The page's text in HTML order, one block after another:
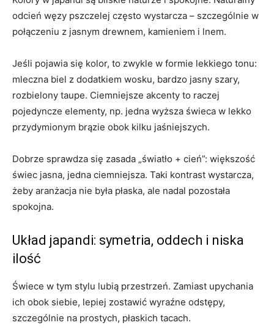
odcień węzy pszczelej często wystarcza – szczególnie w
połączeniu z jasnym drewnem, kamieniem i lnem.
Jeśli pojawia się kolor, to zwykle w formie lekkiego tonu:
mleczna biel z dodatkiem wosku, bardzo jasny szary,
rozbielony taupe. Ciemniejsze akcenty to raczej
pojedyncze elementy, np. jedna wyższa świeca w lekko
przydymionym brązie obok kilku jaśniejszych.
Dobrze sprawdza się zasada „światło + cień”: większość
świec jasna, jedna ciemniejsza. Taki kontrast wystarcza,
żeby aranżacja nie była płaska, ale nadal pozostała
spokojna.
Układ japandi: symetria, oddech i niska
ilość
Świece w tym stylu lubią przestrzeń. Zamiast upychania
ich obok siebie, lepiej zostawić wyraźne odstępy,
szczególnie na prostych, płaskich tacach.